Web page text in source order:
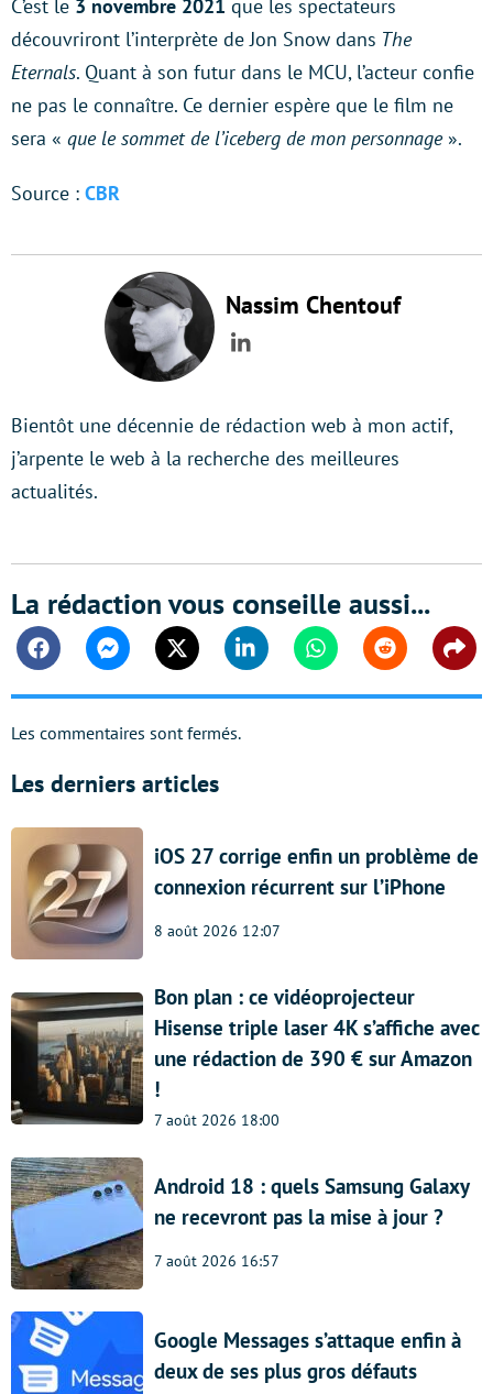
C’est le 3 novembre 2021 que les spectateurs
découvriront l’interprète de Jon Snow dans The
Eternals. Quant à son futur dans le MCU, l’acteur confie
ne pas le connaître. Ce dernier espère que le film ne
sera « que le sommet de l’iceberg de mon personnage».
Source : CBR
Nassim Chentouf
LinkedIn
Bientôt une décennie de rédaction web à mon actif,
j’arpente le web à la recherche des meilleures
actualités.
La rédaction vous conseille aussi...
FacebookMessengerTwitter Linkedin WhatsappReddit
Les commentaires sont fermés.
Les derniers articles
iOS 27 corrige enfin un problème de
connexion récurrent sur l’iPhone
8 août 2026 12:07
Bon plan : ce vidéoprojecteur
Hisense triple laser 4K s’affiche avec
une rédaction de 390 € sur Amazon
!
7 août 2026 18:00
Android 18 : quels Samsung Galaxy
ne recevront pas la mise à jour ?
7 août 2026 16:57
Google Messages s’attaque enfin à
deux de ses plus gros défauts